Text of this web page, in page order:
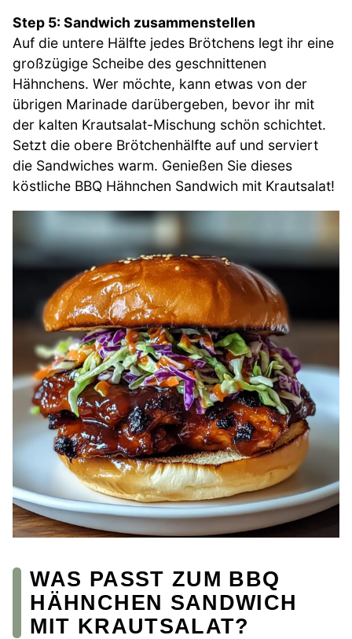
Step 5: Sandwich zusammenstellen
Auf die untere Hälfte jedes Brötchens legt ihr eine
großzügige Scheibe des geschnittenen
Hähnchens. Wer möchte, kann etwas von der
übrigen Marinade darübergeben, bevor ihr mit
der kalten Krautsalat-Mischung schön schichtet.
Setzt die obere Brötchenhälfte auf und serviert
die Sandwiches warm. Genießen Sie dieses
köstliche BBQ Hähnchen Sandwich mit Krautsalat!
WAS PASST ZUM BBQ
HÄHNCHEN SANDWICH
MIT KRAUTSALAT?